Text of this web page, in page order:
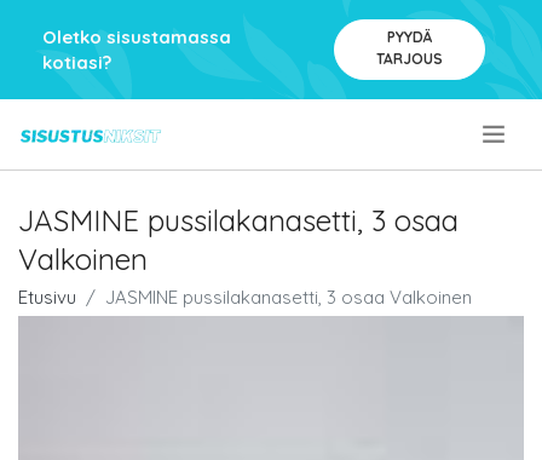
Oletko sisustamassa
kotiasi?
PYYDÄ
TARJOUS
JASMINE pussilakanasetti, 3 osaa
Valkoinen
Etusivu JASMINE pussilakanasetti, 3 osaa Valkoinen